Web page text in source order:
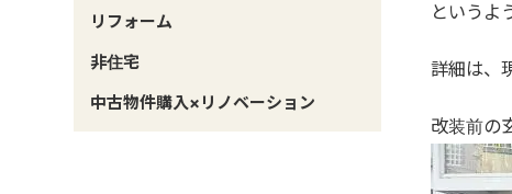
リフォーム
非住宅
中古物件購入×リノベーション
というよ
詳細は、
改装前の